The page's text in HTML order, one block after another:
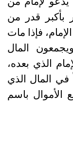
بأكبر قدر من
فإذا مات
المال
الذي بعده،
في المال الذي
الأموال باسم